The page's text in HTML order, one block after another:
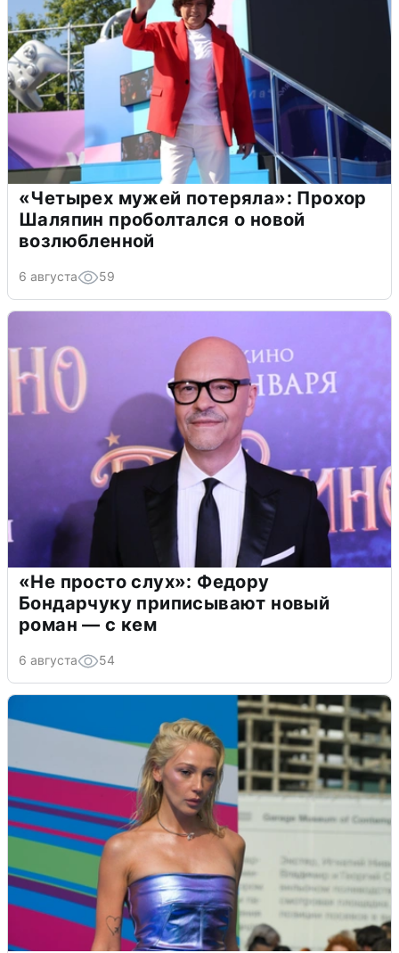
«Четырех мужей потеряла»: Прохор
Шаляпин проболтался о новой
возлюбленной
6 августа 59
«Не просто слух»: Федору
Бондарчуку приписывают новый
роман — с кем
6 августа 54